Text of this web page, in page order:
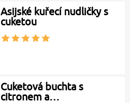
Asijské kuřecí nudličky s
cuketou
Cuketová buchta s
citronem a…